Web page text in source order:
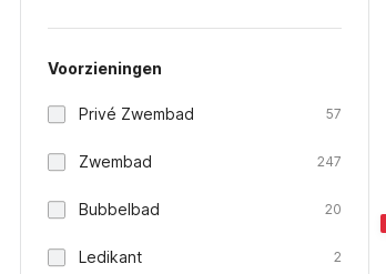
Voorzieningen
Privé Zwembad 57
Zwembad 247
Bubbelbad 20
Ledikant 2